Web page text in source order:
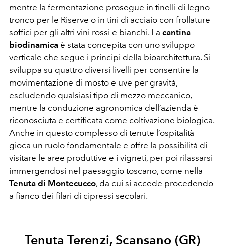
mentre la fermentazione prosegue in tinelli di legno
tronco per le Riserve o in tini di acciaio con frollature
soffici per gli altri vini rossi e bianchi. La cantina
biodinamica è stata concepita con uno sviluppo
verticale che segue i principi della bioarchitettura. Si
sviluppa su quattro diversi livelli per consentire la
movimentazione di mosto e uve per gravità,
escludendo qualsiasi tipo di mezzo meccanico,
mentre la conduzione agronomica dell’azienda è
riconosciuta e certificata come coltivazione biologica.
Anche in questo complesso di tenute l’ospitalità
gioca un ruolo fondamentale e offre la possibilità di
visitare le aree produttive e i vigneti, per poi rilassarsi
immergendosi nel paesaggio toscano, come nella
Tenuta di Montecucco, da cui si accede procedendo
a fianco dei filari di cipressi secolari.
Tenuta Terenzi, Scansano (GR)